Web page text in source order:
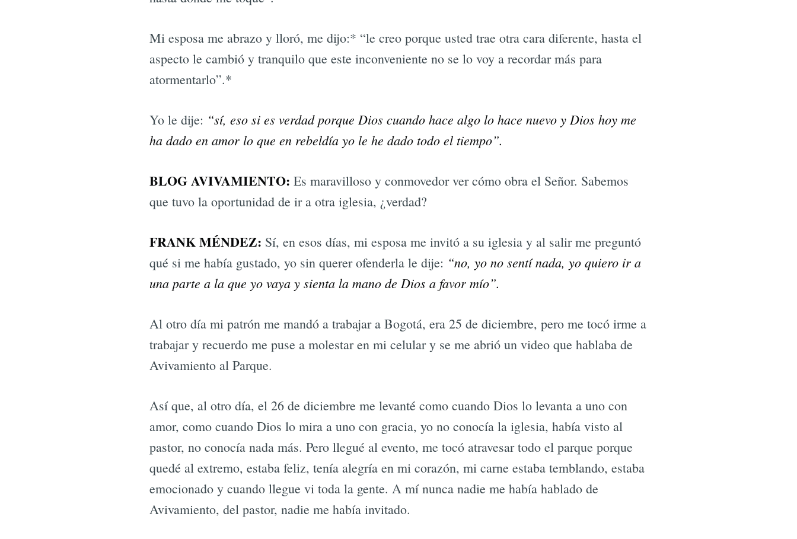
Mi esposa me abrazo y lloró, me dijo:* “le creo porque usted trae otra cara diferente, hasta el
aspecto le cambió y tranquilo que este inconveniente no se lo voy a recordar más para
atormentarlo”.*
Yo le dije: “sí, eso si es verdad porque Dios cuando hace algo lo hace nuevo y Dios hoy me
ha dado en amor lo que en rebeldía yo le he dado todo el tiempo”.
BLOG AVIVAMIENTO: Es maravilloso y conmovedor ver cómo obra el Señor. Sabemos
que tuvo la oportunidad de ir a otra iglesia, ¿verdad?
FRANK MÉNDEZ: Sí, en esos días, mi esposa me invitó a su iglesia y al salir me preguntó
qué si me había gustado, yo sin querer ofenderla le dije: “no, yo no sentí nada, yo quiero ir a
una parte a la que yo vaya y sienta la mano de Dios a favor mío”.
Al otro día mi patrón me mandó a trabajar a Bogotá, era 25 de diciembre, pero me tocó irme a
trabajar y recuerdo me puse a molestar en mi celular y se me abrió un video que hablaba de
Avivamiento al Parque.
Así que, al otro día, el 26 de diciembre me levanté como cuando Dios lo levanta a uno con
amor, como cuando Dios lo mira a uno con gracia, yo no conocía la iglesia, había visto al
pastor, no conocía nada más. Pero llegué al evento, me tocó atravesar todo el parque porque
quedé al extremo, estaba feliz, tenía alegría en mi corazón, mi carne estaba temblando, estaba
emocionado y cuando llegue vi toda la gente. A mí nunca nadie me había hablado de
Avivamiento, del pastor, nadie me había invitado.